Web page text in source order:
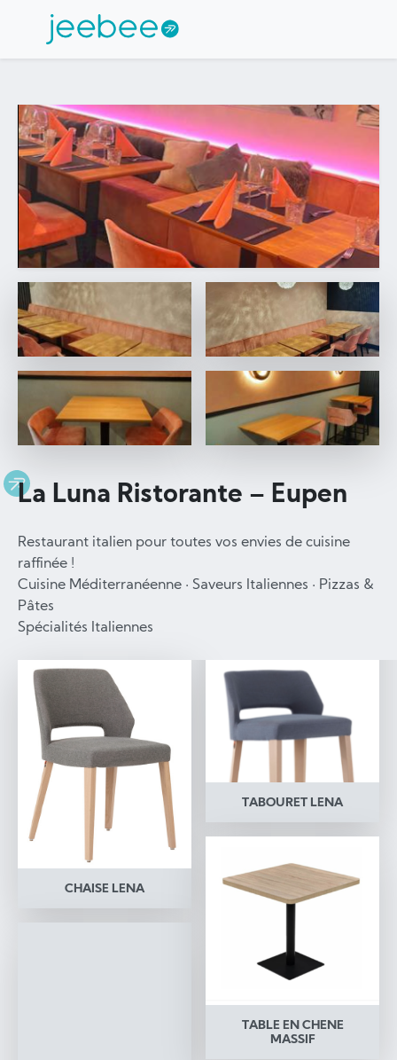
La Luna Ristorante – Eupen
Restaurant italien pour toutes vos envies de cuisine
raffinée !
Cuisine Méditerranéenne · Saveurs Italiennes · Pizzas &
Pâtes
Spécialités Italiennes
CHAISE LENA
TABOURET LENA
TABLE EN CHENE
MASSIF